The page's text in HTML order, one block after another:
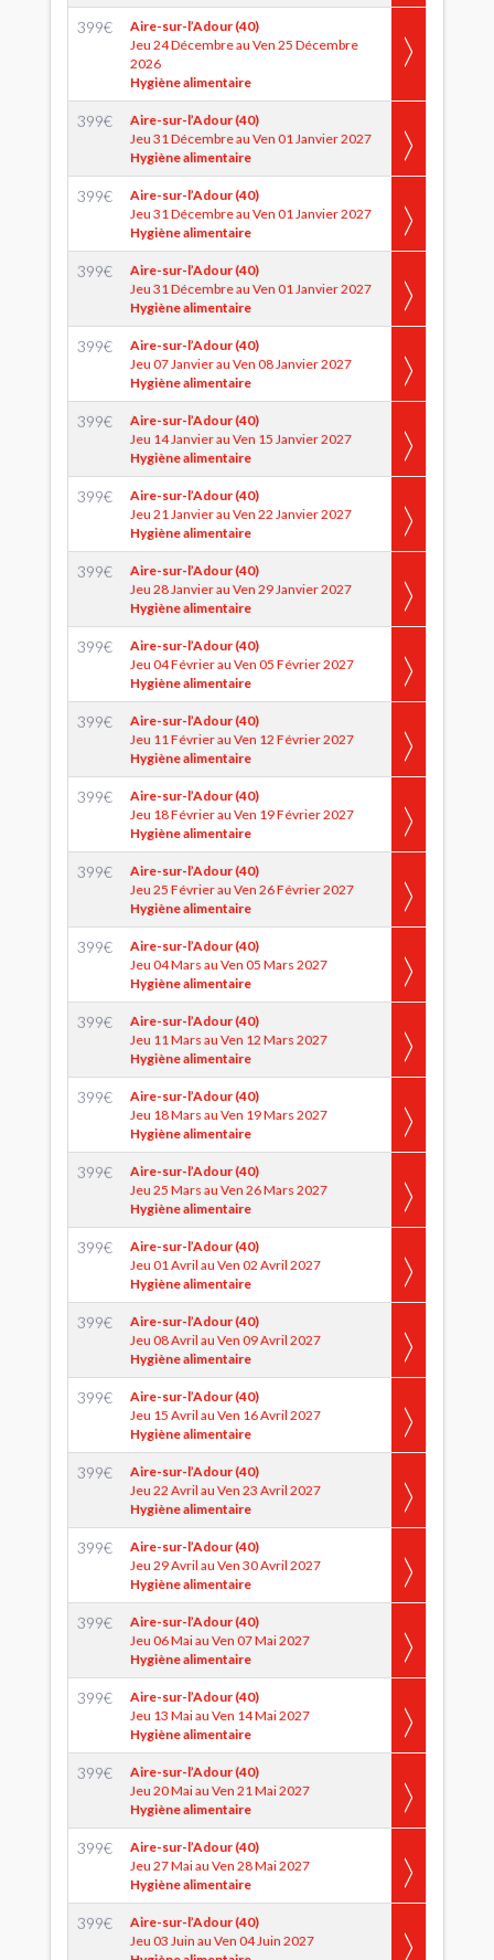
399€
Aire-sur-l’Adour (40)
Jeu 24 Décembre au Ven 25 Décembre
2026
Hygiène alimentaire
399€
Aire-sur-l’Adour (40)
Jeu 31 Décembre au Ven 01 Janvier 2027
Hygiène alimentaire
399€
Aire-sur-l’Adour (40)
Jeu 31 Décembre au Ven 01 Janvier 2027
Hygiène alimentaire
399€
Aire-sur-l’Adour (40)
Jeu 31 Décembre au Ven 01 Janvier 2027
Hygiène alimentaire
399€
Aire-sur-l’Adour (40)
Jeu 07 Janvier au Ven 08 Janvier 2027
Hygiène alimentaire
399€
Aire-sur-l’Adour (40)
Jeu 14 Janvier au Ven 15 Janvier 2027
Hygiène alimentaire
399€
Aire-sur-l’Adour (40)
Jeu 21 Janvier au Ven 22 Janvier 2027
Hygiène alimentaire
399€
Aire-sur-l’Adour (40)
Jeu 28 Janvier au Ven 29 Janvier 2027
Hygiène alimentaire
399€
Aire-sur-l’Adour (40)
Jeu 04 Février au Ven 05 Février 2027
Hygiène alimentaire
399€
Aire-sur-l’Adour (40)
Jeu 11 Février au Ven 12 Février 2027
Hygiène alimentaire
399€
Aire-sur-l’Adour (40)
Jeu 18 Février au Ven 19 Février 2027
Hygiène alimentaire
399€
Aire-sur-l’Adour (40)
Jeu 25 Février au Ven 26 Février 2027
Hygiène alimentaire
399€
Aire-sur-l’Adour (40)
Jeu 04 Mars au Ven 05 Mars 2027
Hygiène alimentaire
399€
Aire-sur-l’Adour (40)
Jeu 11 Mars au Ven 12 Mars 2027
Hygiène alimentaire
399€
Aire-sur-l’Adour (40)
Jeu 18 Mars au Ven 19 Mars 2027
Hygiène alimentaire
399€
Aire-sur-l’Adour (40)
Jeu 25 Mars au Ven 26 Mars 2027
Hygiène alimentaire
399€
Aire-sur-l’Adour (40)
Jeu 01 Avril au Ven 02 Avril 2027
Hygiène alimentaire
399€
Aire-sur-l’Adour (40)
Jeu 08 Avril au Ven 09 Avril 2027
Hygiène alimentaire
399€
Aire-sur-l’Adour (40)
Jeu 15 Avril au Ven 16 Avril 2027
Hygiène alimentaire
399€
Aire-sur-l’Adour (40)
Jeu 22 Avril au Ven 23 Avril 2027
Hygiène alimentaire
399€
Aire-sur-l’Adour (40)
Jeu 29 Avril au Ven 30 Avril 2027
Hygiène alimentaire
399€
Aire-sur-l’Adour (40)
Jeu 06 Mai au Ven 07 Mai 2027
Hygiène alimentaire
399€
Aire-sur-l’Adour (40)
Jeu 13 Mai au Ven 14 Mai 2027
Hygiène alimentaire
399€
Aire-sur-l’Adour (40)
Jeu 20 Mai au Ven 21 Mai 2027
Hygiène alimentaire
399€
Aire-sur-l’Adour (40)
Jeu 27 Mai au Ven 28 Mai 2027
Hygiène alimentaire
399€
Aire-sur-l’Adour (40)
Jeu 03 Juin au Ven 04 Juin 2027